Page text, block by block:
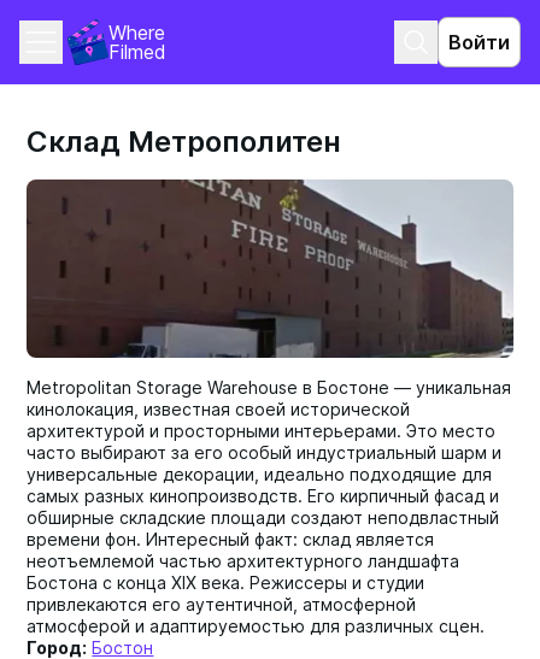
Where
Filmed
Войти
Склад Метрополитен
Metropolitan Storage Warehouse в Бостоне — уникальная
кинолокация, известная своей исторической
архитектурой и просторными интерьерами. Это место
часто выбирают за его особый индустриальный шарм и
универсальные декорации, идеально подходящие для
самых разных кинопроизводств. Его кирпичный фасад и
обширные складские площади создают неподвластный
времени фон. Интересный факт: склад является
неотъемлемой частью архитектурного ландшафта
Бостона с конца XIX века. Режиссеры и студии
привлекаются его аутентичной, атмосферной
атмосферой и адаптируемостью для различных сцен.
Город: Бостон